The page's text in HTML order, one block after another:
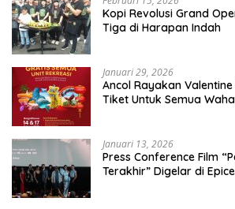
Kopi Revolusi Grand
Tiga di Harapan Indah
Januari 29, 2026
Ancol Rayakan
Tiket Untuk Semua
Januari 13, 2026
Press Conference Film
Terakhir” Digelar di